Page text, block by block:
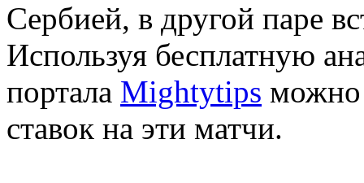
Сербией, в другой паре
Используя бесплатную
портала Mightytips можно
ставок на эти матчи.